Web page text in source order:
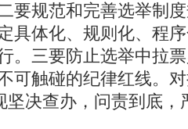
要规范和完善选举制
具体化、规则化、程
。三要防止选举中拉
可触碰的纪律红线。
坚决查办，问责到底，